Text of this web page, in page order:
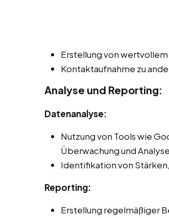
Erstellung von
Kontaktaufnahme zu
Analyse und Reporting:
Datenanalyse:
Nutzung von Tools wie
Überwachung und
Identifikation von
Reporting:
Erstellung regelmäßiger